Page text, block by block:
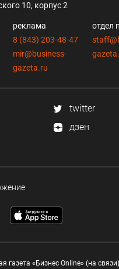
10, корпус 2
реклама
8 (843) 203-48-47
mir@business-
gazeta.ru
отдел
twitter
дзен
газета «Бизнес Online» (на